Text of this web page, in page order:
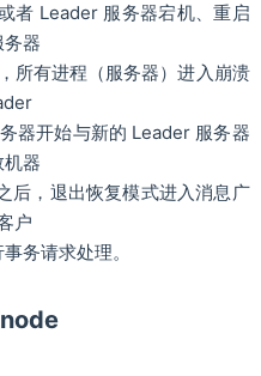
者 Leader 服务器宕机、重启
器
所有进程（服务器）进入崩溃
器开始与新的 Leader 服务器
器
后，退出恢复模式进入消息广
户
务请求处理。